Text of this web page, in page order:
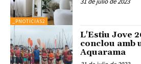
_PNOTICIAS2
L'Estiu Jove
conclou amb
Aquarama